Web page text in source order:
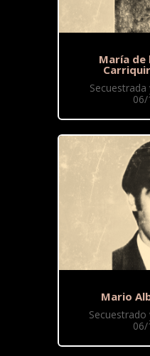
María de
Mario
Secuestrado